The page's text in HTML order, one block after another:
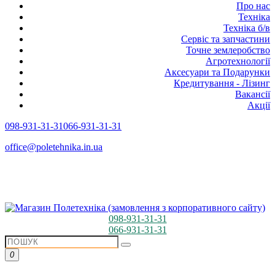
Про нас
Техніка
Техніка б/в
Сервіс та запчастини
Точне землеробство
Агротехнології
Аксесуари та Подарунки
Кредитування - Лізинг
Вакансії
Акції
098-931-31-31066-931-31-31
office@poletehnika.in.ua
098-931-31-31
066-931-31-31
0